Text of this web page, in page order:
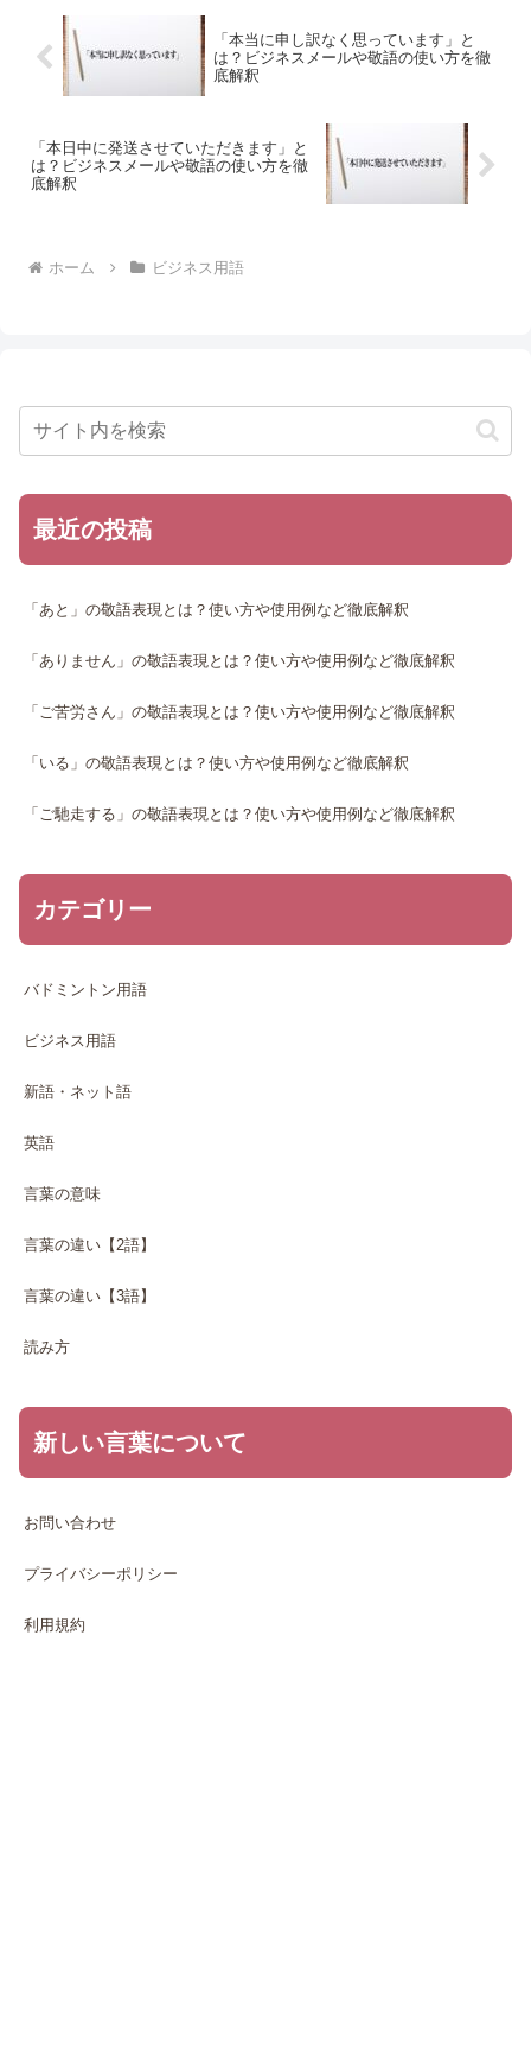
「本当に申し訳なく思っています」と
は？ビジネスメールや敬語の使い方を徹
底解釈
「本日中に発送させていただきます」と
は？ビジネスメールや敬語の使い方を徹
底解釈
ホーム ビジネス用語
最近の投稿
「あと」の敬語表現とは？使い方や使用例など徹底解釈
「ありません」の敬語表現とは？使い方や使用例など徹底解釈
「ご苦労さん」の敬語表現とは？使い方や使用例など徹底解釈
「いる」の敬語表現とは？使い方や使用例など徹底解釈
「ご馳走する」の敬語表現とは？使い方や使用例など徹底解釈
カテゴリー
バドミントン用語
ビジネス用語
新語・ネット語
英語
言葉の意味
言葉の違い【2語】
言葉の違い【3語】
読み方
新しい言葉について
お問い合わせ
プライバシーポリシー
利用規約